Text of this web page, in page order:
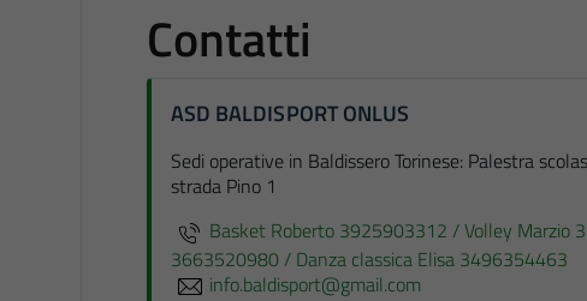
Contatti
ASD BALDISPORT ONLUS
Sedi operative in Baldissero Torinese: Palestra
strada Pino 1
Basket Roberto 3925903312 / Volley Marzio
3663520980 / Danza classica Elisa 3496354463
info.baldisport@gmail.com